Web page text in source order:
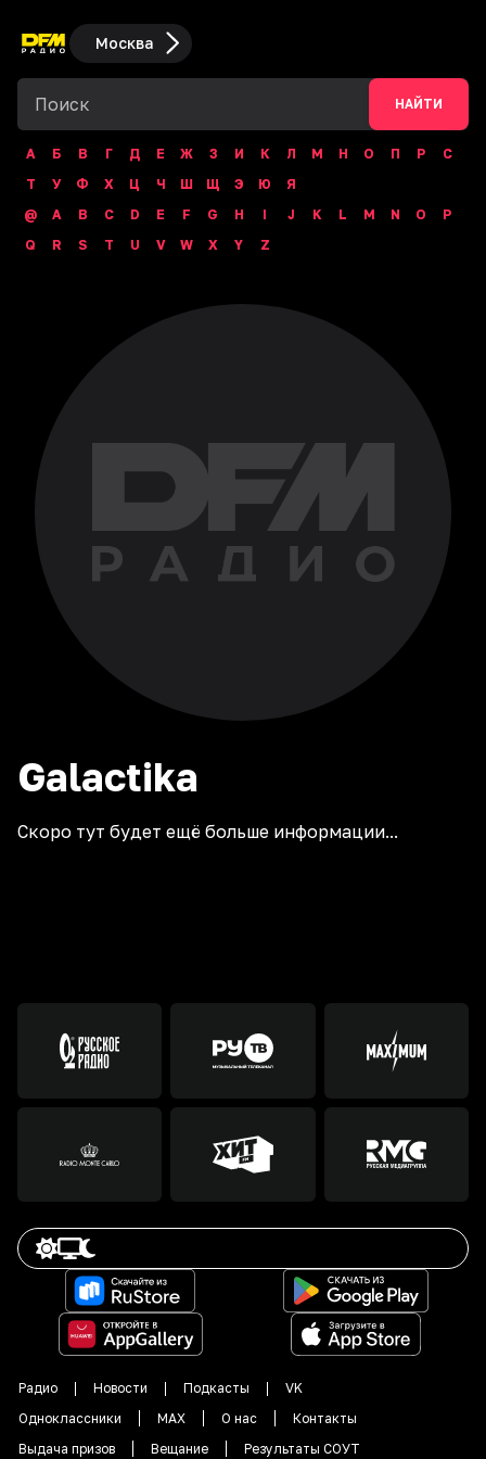
Москва
НАЙТИ
А Б В Г Д Е Ж З И К Л М Н О П Р
С
Т
У Ф Х Ц Ч Ш Щ Э Ю
Я
@
A B C D E F G H I J K L M N O
P
Q
R S T U V W X Y Z
Galactika
Скоро тут будет ещё больше информации...
Радио Новости Подкасты
VK
Одноклассники
MAX О нас
Контакты
Выдача призов
Вещание Результаты СОУТ